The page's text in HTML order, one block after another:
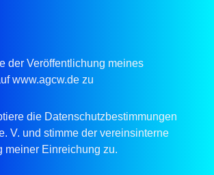
der Veröffentlichung meines
www.agcw.de zu
die Datenschutzbestimmungen
V. und stimme der vereinsinterne
meiner Einreichung zu.